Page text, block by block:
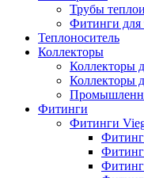
Трубы
Фитинги для
Теплоноситель
Коллекторы
Коллекторы
Коллекторы
Фитинги
Фитинги